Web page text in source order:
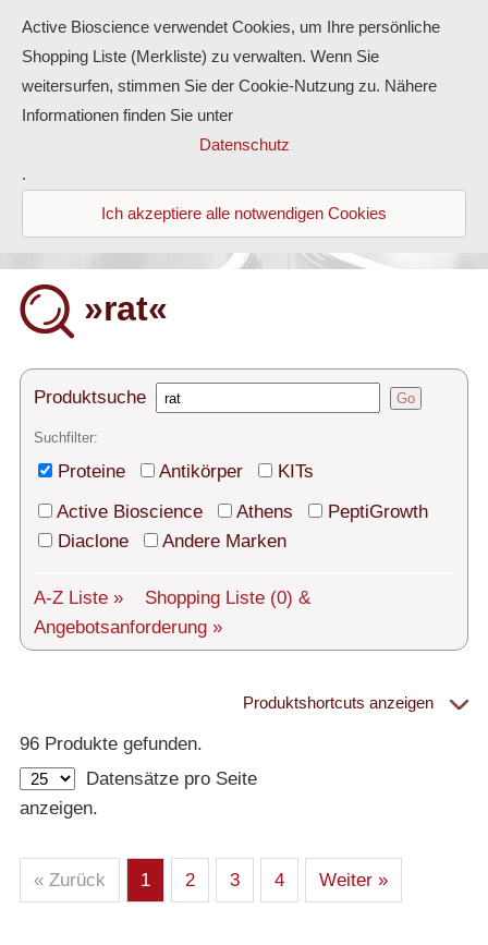
Antikörper
ELISA-Kits
Diaclone Produkte
Home
Produkte
Kontakt
Versand
Über uns
Service
Login
English
»rat«
Produktsuche Go
Suchfilter:
Proteine Antikörper
KITs
Active Bioscience
Athens
PeptiGrowth
Diaclone
Andere Marken
A-Z Liste » Shopping Liste (0) &
Angebotsanforderung »
Proteine
– Alle Proteine
– Human
– Cell culture tested premium (cct-premium)
Produktshortcuts anzeigen
96 Produkte gefunden.
Datensätze pro Seite
anzeigen.
« Zurück 1 2 3 4 Weiter »
Active Bioscience verwendet Cookies, um Ihre persönliche
Shopping Liste (Merkliste) zu verwalten. Wenn Sie
weitersurfen, stimmen Sie der Cookie-Nutzung zu. Nähere
Informationen finden Sie unter
Datenschutz
.
Ich akzeptiere alle notwendigen Cookies